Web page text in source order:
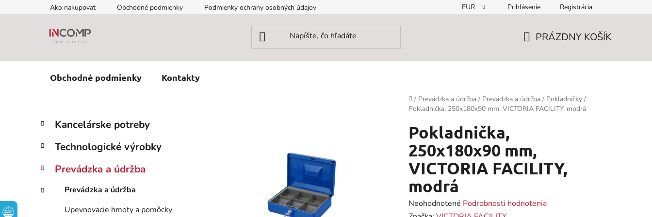
na
Ako nakupovať Obchodné podmienky Podmienky ochrany osobných údajov EUR Prihlásenie Registrácia
PRÁZDNY KOŠÍK
Obchodné podmienky Kontakty
Domov
/ Prevádzka a údržba / Prevádzka a údržba / Pokladničky /
Pokladnička, 250x180x90 mm, VICTORIA FACILITY, modrá
B
č
ý
a
Preskočiť
kategórie
K
a
e
ó
i
Kancelárske potreby
Technologické výrobky
Prevádzka a údržba
Prevádzka a údržba
Upevnovacie hmoty a pomôcky
Pokladnička,
250x180x90 mm,
VICTORIA FACILITY,
modrá
Priemerné
Neohodnotené Podrobnosti hodnotenia